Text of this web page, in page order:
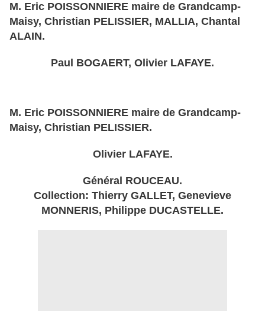
M. Eric POISSONNIERE maire de Grandcamp-
Maisy, Christian PELISSIER, MALLIA, Chantal
ALAIN.
Paul BOGAERT, Olivier LAFAYE.
M. Eric POISSONNIERE maire de Grandcamp-
Maisy, Christian PELISSIER.
Olivier LAFAYE.
Général ROUCEAU.
Collection: Thierry GALLET, Genevieve
MONNERIS, Philippe DUCASTELLE.